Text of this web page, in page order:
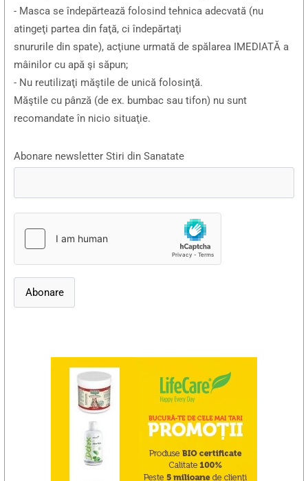
- Masca se îndepărtează folosind tehnica adecvată (nu
atingeţi partea din faţă, ci îndepărtaţi
snururile din spate), acţiune urmată de spălarea IMEDIATĂ a
mâinilor cu apă şi săpun;
- Nu reutilizaţi măştile de unică folosinţă.
Măştile cu pânză (de ex. bumbac sau tifon) nu sunt
recomandate în nicio situaţie.
Abonare newsletter Stiri din Sanatate